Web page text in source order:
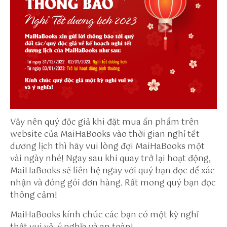
u
n
w
n
o
tt
p
s:
//
p
a
w
o
o.
n
Vậy nên quý độc giả khi đặt mua ấn phẩm trên
website của MaiHaBooks vào thời gian nghỉ tết
dương lịch thì hãy vui lòng đợi MaiHaBooks một
vài ngày nhé! Ngay sau khi quay trở lại hoạt động,
MaiHaBooks sẽ liên hệ ngay với quý bạn đọc để xác
nhận và đóng gói đơn hàng. Rất mong quý bạn đọc
thông cảm!
MaiHaBooks kính chúc các bạn có một kỳ nghỉ